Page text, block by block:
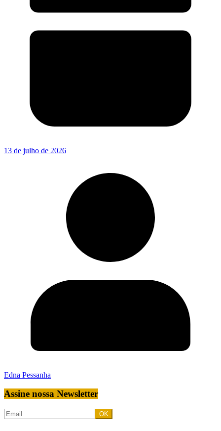
13 de julho de 2026
Edna Pessanha
Assine nossa Newsletter